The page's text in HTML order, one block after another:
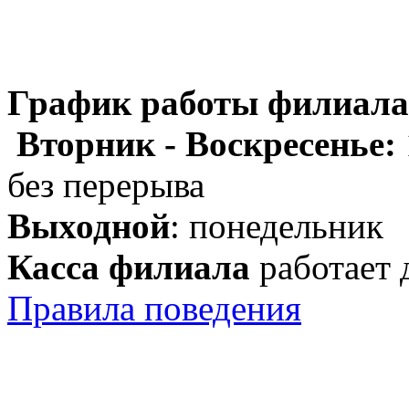
График работы
Вторник - Воскресенье:
без перерыва
Выходной: понедельник
Касса филиала работает
Правила поведения